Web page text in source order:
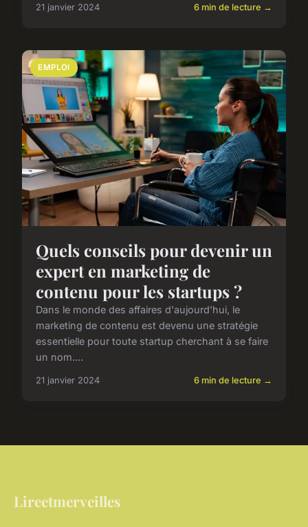
21 janvier 2024 6 min de lecture →
EMPLOI
Quels conseils pour devenir un
expert en marketing de
contenu pour les startups ?
Dans le monde des affaires d'aujourd'hui, le
marketing de contenu est devenu une stratégie
essentielle pour toute startup cherchant à se faire
un nom....
21 janvier 2024 6 min de lecture →
Lireetmerveilles